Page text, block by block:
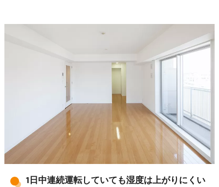
1日中連続運転していても湿度は上がりにくい